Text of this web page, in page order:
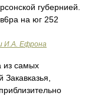
губернией.
на юг 252
И.А. Ефрона
самых